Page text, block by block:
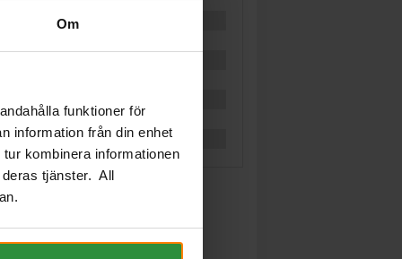
Om
funktioner för
information från din enhet
kombinera informationen
tjänster. All